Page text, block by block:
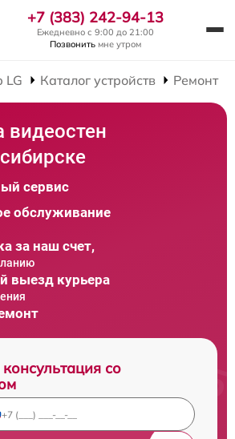
+7 (383) 242-94-13
Ежедневно с 9:00 до 21:00
Позвонить мне утром
LG Каталог устройств Ремонт
сервис
обслуживание
за наш счет,
выезд курьера
со